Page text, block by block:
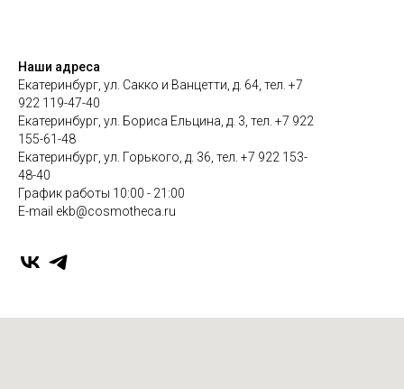
Наши адреса
Екатеринбург, ул. Сакко и Ванцетти, д. 64, тел. +7
922 119-47-40
Екатеринбург, ул. Бориса Ельцина, д. 3, тел. +7 922
155-61-48
Екатеринбург, ул. Горького, д. 36, тел. +7 922 153-
48-40
График работы 10:00 - 21:00
E-mail ekb@cosmotheca.ru